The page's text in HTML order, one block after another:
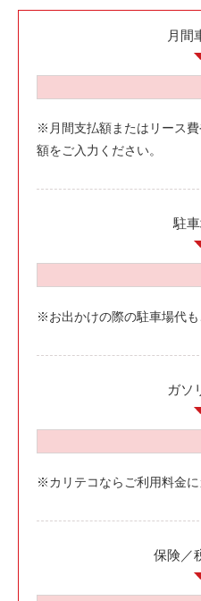
シーン別車種のご案内
予約アプリ
快適カーシェアリング
料金プラン
学生はおトク！
マイナ免許証
よくある質問
月間
※月間支払額またはリース
額をご入力ください。
駐
※お出かけの際の駐車場代も
ガソ
※カリテコならご利用料金に
保険／